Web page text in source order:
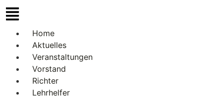
Home
Aktuelles
Veranstaltungen
Vorstand
Richter
Lehrhelfer